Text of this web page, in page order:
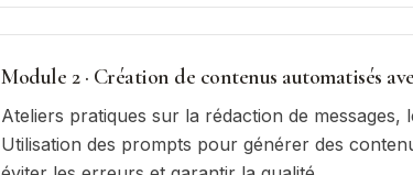
Module 2· Création de contenus automatisés
Ateliers pratiques sur la rédaction de
Utilisation des prompts pour générer des